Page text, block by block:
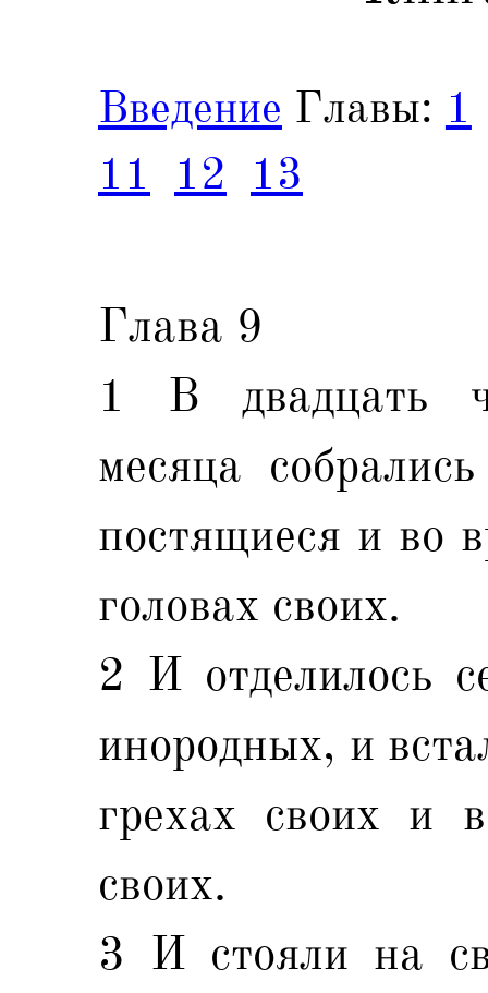
Введение Главы: 1
11
12 13
Глава 9
1 В двадцать
месяца
постящиеся и во
головах своих.
2 И отделилось
инородных, и
грехах своих и
своих.
3 И стояли на